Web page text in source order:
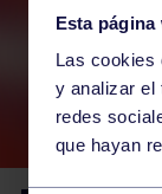
Esta página
Las cookies
y analizar el
redes
que hayan